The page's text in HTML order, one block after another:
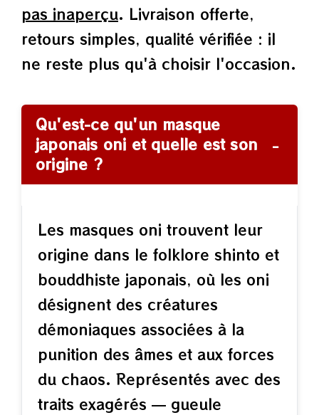
pas inaperçu. Livraison offerte,
retours simples, qualité vérifiée : il
ne reste plus qu'à choisir l'occasion.
Qu'est-ce qu'un masque
japonais oni et quelle est son
origine ?
−
Les masques oni trouvent leur
origine dans le folklore shinto et
bouddhiste japonais, où les oni
désignent des créatures
démoniaques associées à la
punition des âmes et aux forces
du chaos. Représentés avec des
traits exagérés — gueule